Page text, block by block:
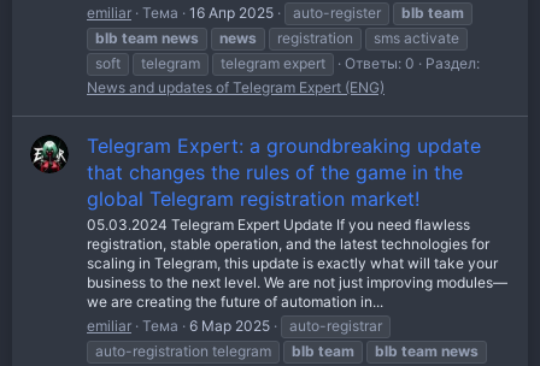
emiliar Тема 16 Апр 2025 auto-register blb team
blb team news news registration
sms activate
soft
telegram telegram expert Ответы: 0
Раздел:
News and updates of Telegram Expert (ENG)
Telegram Expert: a groundbreaking update
that changes the rules of the game in the
global Telegram registration market!
05.03.2024 Telegram Expert Update If you need flawless
registration, stable operation, and the latest technologies for
scaling in Telegram, this update is exactly what will take your
business to the next level. We are not just improving modules—
we are creating the future of automation in...
emiliar Тема 6 Мар 2025
auto-registrar
auto-registration telegram
blb team blb team news